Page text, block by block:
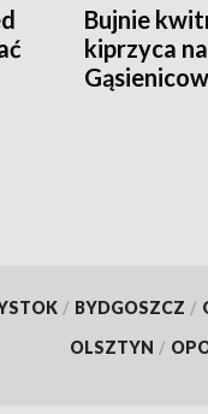
Bujnie
kiprzyca
/ BYDGOSZCZ /
OLSZTYN /